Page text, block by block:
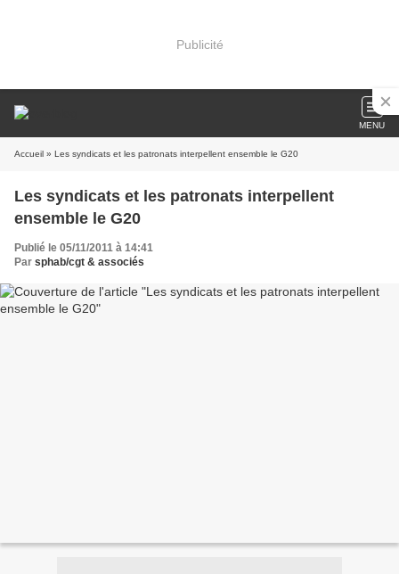
Publicité
MENU
Accueil » Les syndicats et les patronats interpellent ensemble le G20
Les syndicats et les patronats interpellent
ensemble le G20
Publié le 05/11/2011 à 14:41
Par sphab/cgt & associés